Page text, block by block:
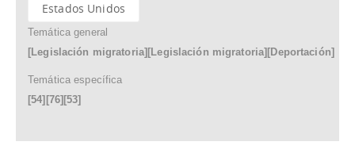
Estados Unidos
Temática general
[Legislación migratoria][Legislación migratoria][Deportación]
Temática específica
[54][76][53]